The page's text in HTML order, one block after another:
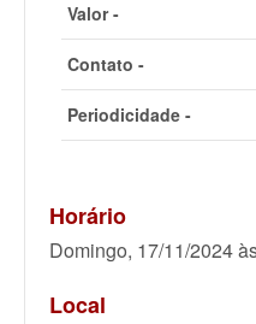
Valor -
Contato -
Periodicidade -
Horário
Domingo, 17/11/2024
Local